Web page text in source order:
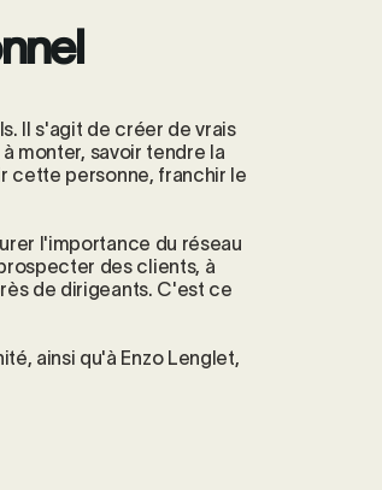
Il s'agit de créer de vrais
monter, savoir tendre la
cette personne, franchir le
l'importance du réseau
des clients, à
de dirigeants. C'est ce
ainsi qu'à Enzo Lenglet,